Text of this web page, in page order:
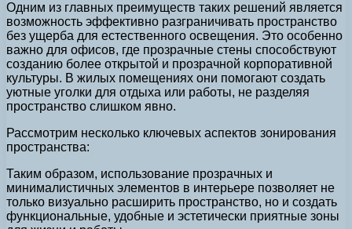
Одним из главных преимуществ таких решений является
возможность эффективно разграничивать пространство
без ущерба для естественного освещения. Это особенно
важно для офисов, где прозрачные стены способствуют
созданию более открытой и прозрачной корпоративной
культуры. В жилых помещениях они помогают создать
уютные уголки для отдыха или работы, не разделяя
пространство слишком явно.
Рассмотрим несколько ключевых аспектов зонирования
пространства:
Таким образом, использование прозрачных и
минималистичных элементов в интерьере позволяет не
только визуально расширить пространство, но и создать
функциональные, удобные и эстетически приятные зоны